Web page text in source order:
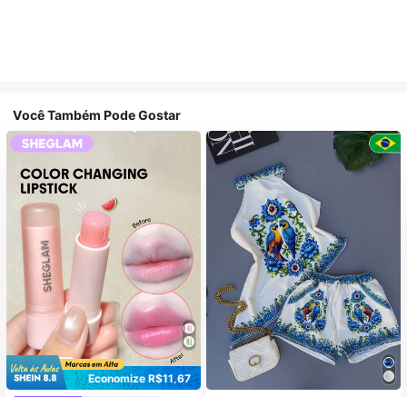
Você Também Pode Gostar
Economize R$11,67